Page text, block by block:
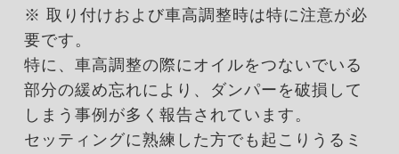
※ 取り付けおよび車高調整時は特に注意が必
要です。
特に、車高調整の際にオイルをつないでいる
部分の緩め忘れにより、ダンパーを破損して
しまう事例が多く報告されています。
セッティングに熟練した方でも起こりうるミ